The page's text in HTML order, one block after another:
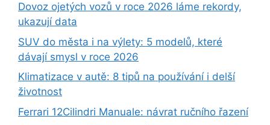
Dovoz ojetých vozů v roce 2026 láme rekordy,
ukazují data
SUV do města i na výlety: 5 modelů, které
dávají smysl v roce 2026
Klimatizace v autě: 8 tipů na používání i delší
životnost
Ferrari 12Cilindri Manuale: návrat ručního řazení